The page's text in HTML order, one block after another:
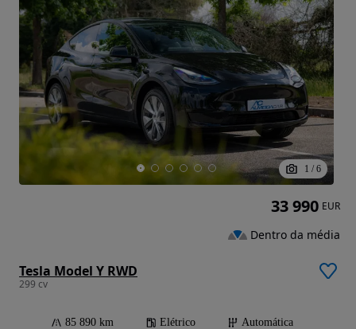
1 / 6
Tesla Model Y RWD
299 cv
85 890 km Elétrico
Automática
33 990 EUR
Dentro da média